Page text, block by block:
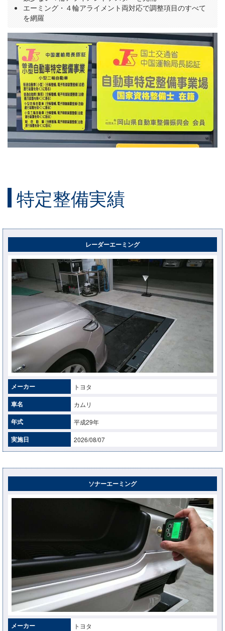
エーミング・４輪アライメント両対応で調整項目のすべて
を網羅
特定整備実績
レーダーエーミング
メーカー トヨタ
車名 カムリ
年式 平成29年
実施日 2026/08/07
ソナーエーミング
メーカー トヨタ